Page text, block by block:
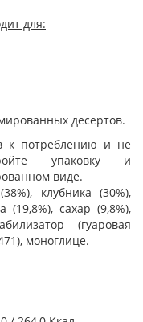
для:
десертов.
к потреблению и не
упаковку и
виде.
клубника (30%),
сахар (9,8%),
(гуаровая
моноглице.